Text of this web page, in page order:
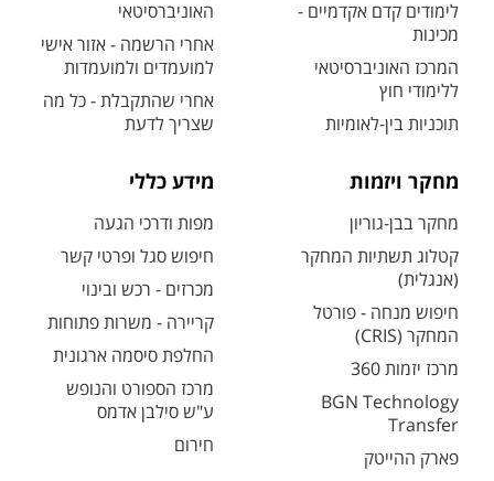
לימודים קדם אקדמיים -
מכינות
המרכז האוניברסיטאי
ללימודי חוץ
תוכניות בין-לאומיות
האוניברסיטאי
אחרי הרשמה - אזור אישי
למועמדים ולמועמדות
אחרי שהתקבלת - כל מה
שצריך לדעת
מחקר ויזמות
מחקר בבן-גוריון
קטלוג תשתיות המחקר
(אנגלית)
חיפוש מנחה - פורטל
המחקר (CRIS)
מרכז יזמות 360
BGN Technology
Transfer
פארק ההייטק
מידע כללי
מפות ודרכי הגעה
חיפוש סגל ופרטי קשר
מכרזים - רכש ובינוי
קריירה - משרות פתוחות
החלפת סיסמה ארגונית
מרכז הספורט והנופש
ע"ש סילבן אדמס
חירום